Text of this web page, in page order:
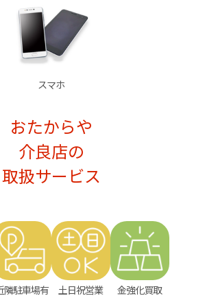
スマホ
おたからや
介良店の
取扱サービス
隣駐車場有 土日祝営業 金強化買取